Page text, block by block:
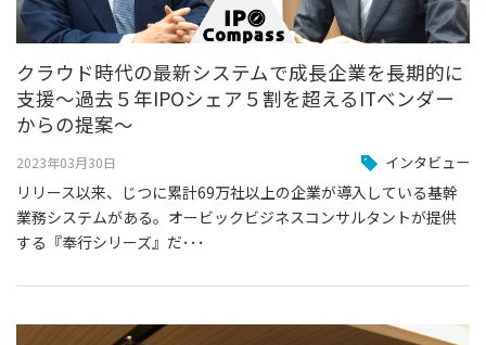
クラウド時代の最新システムで成長企業を長期的に
支援～過去５年IPOシェア５割を超えるITベンダー
からの提案～
2023年03月30日 インタビュー
リリース以来、じつに累計69万社以上の企業が導入している基幹
業務システムがある。オービックビジネスコンサルタントが提供
する『奉行シリーズ』だ･･･